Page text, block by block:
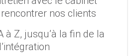
nos clients
à Z, jusqu’à la fin de la